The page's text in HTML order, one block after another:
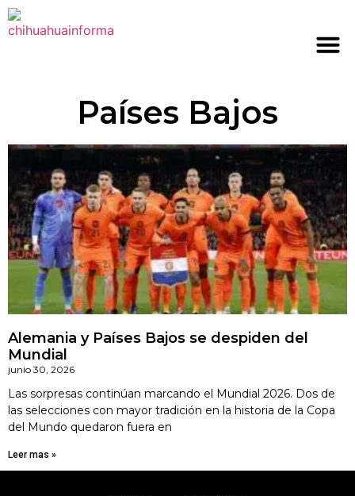
Países Bajos
Alemania y Países Bajos se despiden del
Mundial
junio 30, 2026
Las sorpresas continúan marcando el Mundial 2026. Dos de
las selecciones con mayor tradición en la historia de la Copa
del Mundo quedaron fuera en
Leer mas »